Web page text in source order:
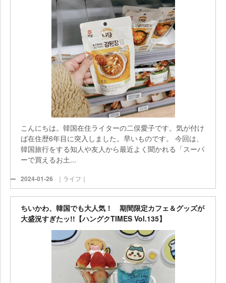
こんにちは。韓国在住ライターの二俣愛子です。気が付け
ば在住歴6年目に突入しました。早いものです。 今回は、
韓国旅行をする知人や友人から最近よく聞かれる「スーパ
ーで買えるお土...
2024-01-26 ｜ライフ｜
ちいかわ、韓国でも大人気！ 期間限定カフェ＆グッズが
大盛況すぎたッ!!【ハングクTIMES Vol.135】